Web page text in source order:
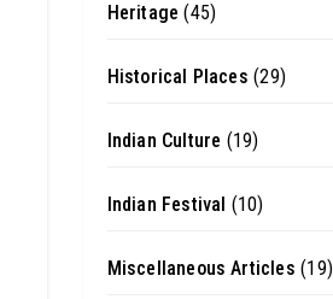
Heritage (45)
Historical Places (29)
Indian Culture (19)
Indian Festival (10)
Miscellaneous Articles (19)